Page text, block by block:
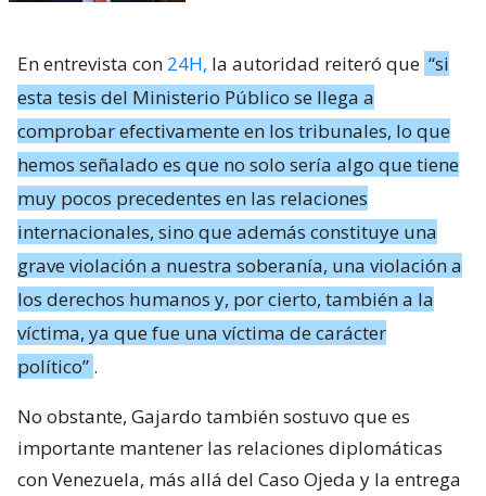
En entrevista con 24H, la autoridad reiteró que “si
esta tesis del Ministerio Público se llega a
comprobar efectivamente en los tribunales, lo que
hemos señalado es que no solo sería algo que tiene
muy pocos precedentes en las relaciones
internacionales, sino que además constituye una
grave violación a nuestra soberanía, una violación a
los derechos humanos y, por cierto, también a la
víctima, ya que fue una víctima de carácter
político” .
No obstante, Gajardo también sostuvo que es
importante mantener las relaciones diplomáticas
con Venezuela, más allá del Caso Ojeda y la entrega